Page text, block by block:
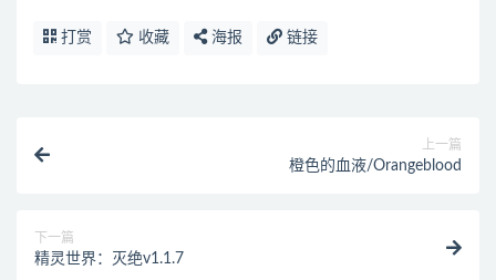
打赏 收藏 海报 链接
上一篇
橙色的血液/Orangeblood
下一篇
精灵世界：灭绝v1.1.7